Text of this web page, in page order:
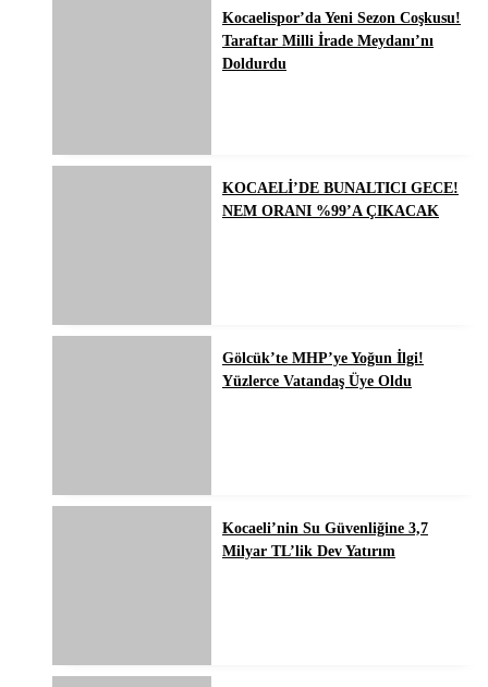
Kocaelispor’da Yeni Sezon Coşkusu!
Taraftar Milli İrade Meydanı’nı
Doldurdu
KOCAELİ’DE BUNALTICI GECE!
NEM ORANI %99’A ÇIKACAK
Gölcük’te MHP’ye Yoğun İlgi!
Yüzlerce Vatandaş Üye Oldu
Kocaeli’nin Su Güvenliğine 3,7
Milyar TL’lik Dev Yatırım